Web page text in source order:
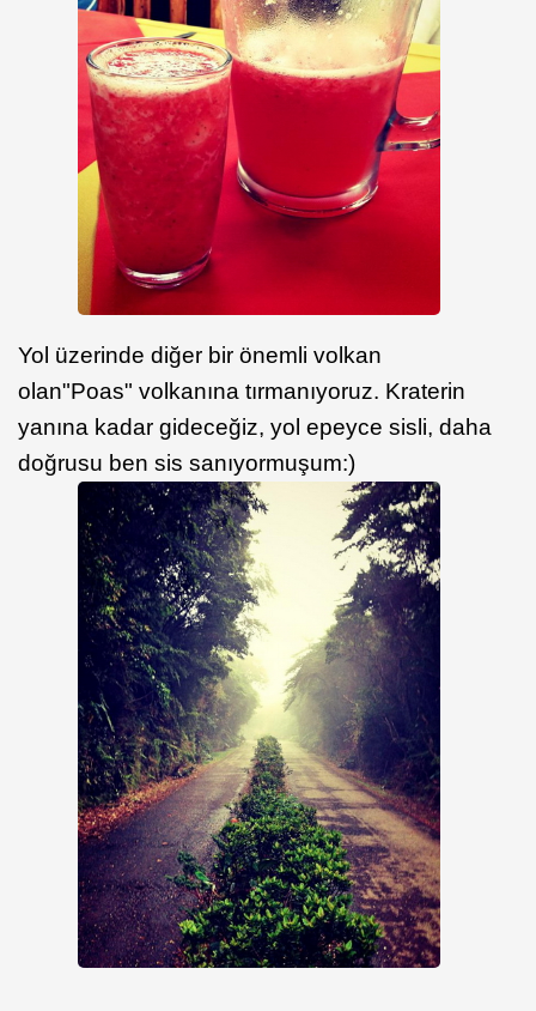
Yol üzerinde diğer bir önemli volkan
olan"Poas" volkanına tırmanıyoruz. Kraterin
yanına kadar gideceğiz, yol epeyce sisli, daha
doğrusu ben sis sanıyormuşum:)